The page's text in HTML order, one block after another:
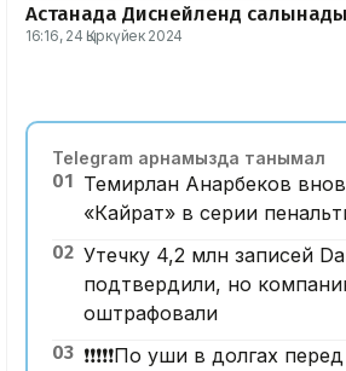
Астанада Диснейленд салынады
16:16, 24 Қыркүйек 2024
Telegram арнамызда танымал
01 Темирлан Анарбеков
«Кайрат» в серии
02 Утечку 4,2 млн записей
подтвердили, но
оштрафовали
03 ❗️❗️❗️❗️❗️По уши в долгах